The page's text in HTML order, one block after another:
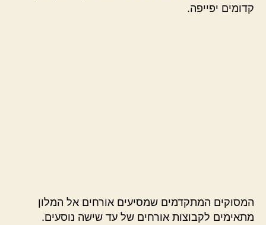
קדומים יפייפה.
המסוקים המתקדמים שמסיעים אורחים אל המלון
מתאימים לקבוצות אורחים של עד שישה נוסעים.